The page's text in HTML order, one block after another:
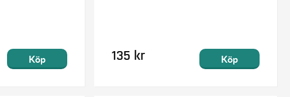
Köp 135 kr Köp